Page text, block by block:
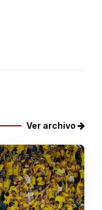
Ver archivo